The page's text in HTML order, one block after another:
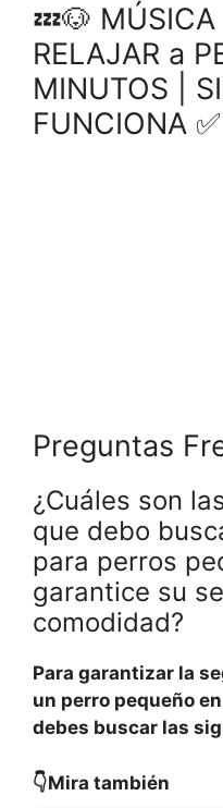
💤🐶
RELAJAR a
MINUTOS |
FUNCIONA
Preguntas
¿Cuáles son
que debo
para perros
garantice su
comodidad?
Para garantizar la
un perro pequeño
debes buscar las
👇Mira también